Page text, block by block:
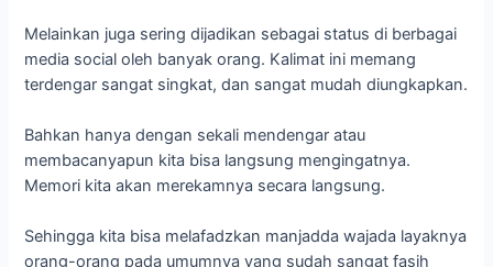
Melainkan juga sering dijadikan sebagai status di berbagai
media social oleh banyak orang. Kalimat ini memang
terdengar sangat singkat, dan sangat mudah diungkapkan.
Bahkan hanya dengan sekali mendengar atau
membacanyapun kita bisa langsung mengingatnya.
Memori kita akan merekamnya secara langsung.
Sehingga kita bisa melafadzkan manjadda wajada layaknya
orang-orang pada umumnya yang sudah sangat fasih